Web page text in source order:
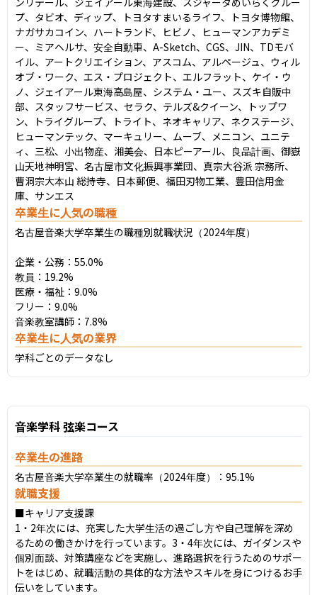
プ、タビオ、ディップ、トヨタすまいるライフ、トヨタ博物館、
ナガサカコイン、ハートランド、ヒビノ、ヒューマンアカデミ
ー、ミアヘルサ、安全⾃動⾞、A-Sketch、CGS、JIN、TDモバ
イル、アートクリエイション、アスコム、アルページュ、ウィル
オブ・ワーク、エス・プロジェクト、エルフラット、ケイ・ウ
ノ、ジェイアール東海⾼島屋、システム・ユー、スズキ⾃販中
部、スタッフサービス、セラク、テルズ&クイーン、トップワ
ン、トライグループ、トライト、ネオキャリア、ネクステージ、
ヒューマンテック、マーキュリー、ムーブ、メニコン、ユニテ
ィ、三松、⼩出物産、湘美会、⽇本ピーアール、良品計画、御嶽
⼭天地神明宮、名古屋市⽂化振興事業団、真宗⼤⾕派 宗務所、
曹洞宗⼤本⼭ 総持寺、⽇本郵便、福⽥刃物⼯業、豊⽥信⽤⾦
庫、サンエス
卒業生に人気の職種
名古屋音楽大学卒業生の職種別就職状況（2024年度）
企業・公務：55.0%
教員：19.2%
医療・福祉：9.0%
フリー：9.0%
音楽教室講師：7.8%
卒業生に人気の業界
学科ごとのデータなし
音楽学科 弦楽コース
卒業生の進路
名古屋音楽大学卒業生の就職率（2024年度）：95.1%
就職支援
■キャリア支援課
1・2年次には、充実した大学生活の過ごし方や自己理解を深め
るための働きかけを行っています。3・4年次には、ガイダンスや
個別面談、対策講座などを実施し、進路選択を行うためのサポー
トをはじめ、就職活動の具体的な方法やスキルを身につけるお手
伝いをしています。